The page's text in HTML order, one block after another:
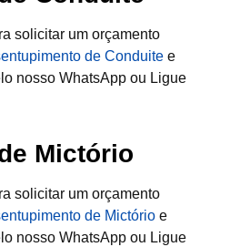
solicitar um orçamento
de Conduite e
nosso WhatsApp ou Ligue
Mictório
solicitar um orçamento
de Mictório e
nosso WhatsApp ou Ligue